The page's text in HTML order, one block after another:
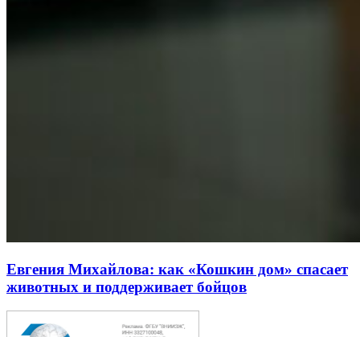
Евгения Михайлова: как «Кошкин дом» спасает
животных и поддерживает бойцов